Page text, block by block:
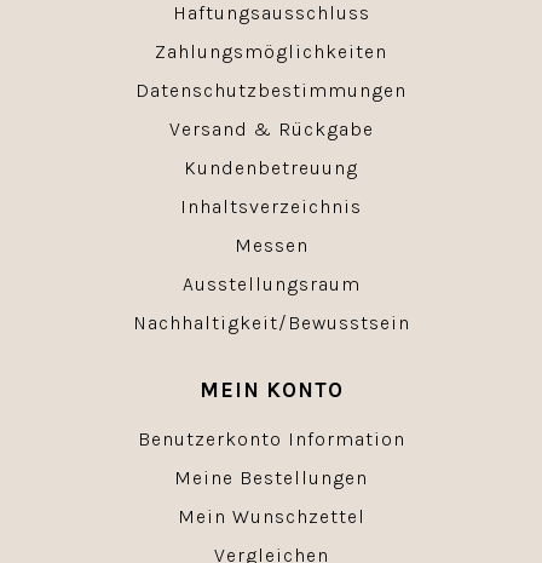
Haftungsausschluss
Zahlungsmöglichkeiten
Datenschutzbestimmungen
Versand & Rückgabe
Kundenbetreuung
Inhaltsverzeichnis
Messen
Ausstellungsraum
Nachhaltigkeit/Bewusstsein
MEIN KONTO
Benutzerkonto Information
Meine Bestellungen
Mein Wunschzettel
Vergleichen